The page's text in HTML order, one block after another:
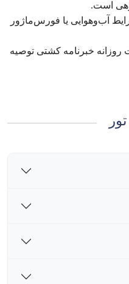
است.
آب‌وهوایی یا فورس‌ماژور
خبرنامه کشتی توصیه